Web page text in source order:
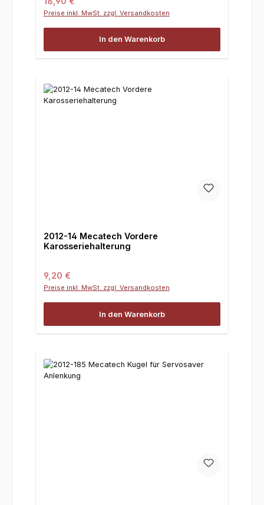
Preise inkl. MwSt. zzgl. Versandkosten
In den Warenkorb
2012-14 Mecatech Vordere
Karosseriehalterung
Regulärer Preis:
9,20 €
Preise inkl. MwSt. zzgl. Versandkosten
In den Warenkorb